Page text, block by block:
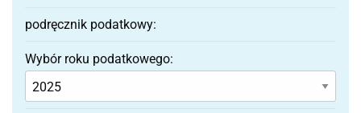
podręcznik podatkowy:
Wybór roku podatkowego: